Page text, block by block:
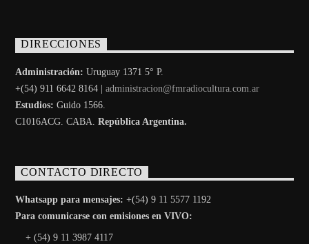
DIRECCIONES
Administración: Uruguay 1371 5° P.
+(54) 911 6642 8164 |administracion@fmradiocultura.com.ar
Estudios: Guido 1566.
C1016ACG. CABA.República Argentina.
CONTACTO DIRECTO
Whatsapp para mensajes: +(54) 9 11 5577 1192
Para comunicarse con emisiones en VIVO:
+ (54) 9 11 3987 4117